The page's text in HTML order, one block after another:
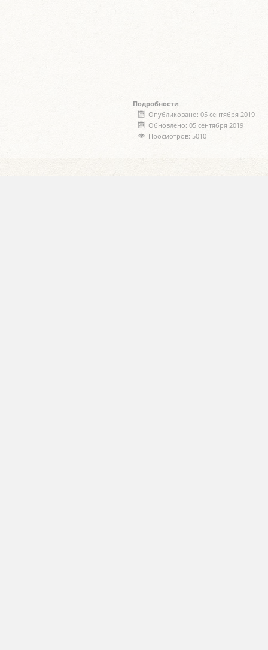
Подробности
Опубликовано: 05 сентября 2019
Обновлено: 05 сентября 2019
Просмотров: 5010